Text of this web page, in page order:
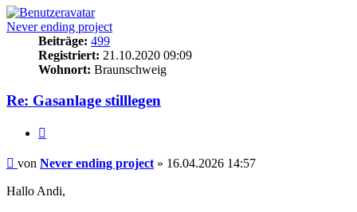
Never ending project
Beiträge: 499
Registriert: 21.10.2020 09:09
Wohnort: Braunschweig
Re: Gasanlage stilllegen
Beitrag
von Never ending project » 16.04.2026 14:57
Hallo Andi,